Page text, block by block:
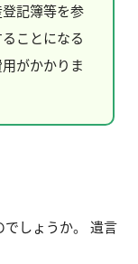
記簿等を参
ことになる
がかかりま
しょうか。 遺言